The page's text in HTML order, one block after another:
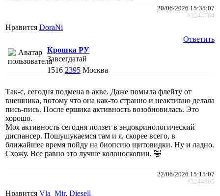
20/06/2026 15:35:07
#3244764
Нравится DoraNi
Ответить
Крошка РУ
Завсегдатай
1516 2395 Москва
Так-с, сегодня подмена в акве. Даже помыла флейту от
внешника, потому что она как-то странно и неактивно делала
пись-пись. После ершика активность возобновилась. Это
хорошо.
Моя активность сегодня ползет в эндокринологический
диспансер. Пошушукаемся там и я, скорее всего, в
ближайшее время пойду на биопсию щитовидки. Ну и ладно.
Схожу. Все равно это лучше колоноскопии. 🤣
22/06/2026 15:15:07
#3244805
Нравится Vla_Mir, Diesell